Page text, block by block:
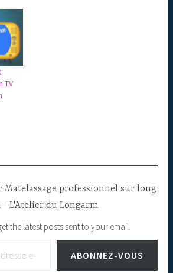
TV
Matelassage professionnel sur long
- L'Atelier du Longarm
the latest posts sent to your email.
ABONNEZ-VOUS